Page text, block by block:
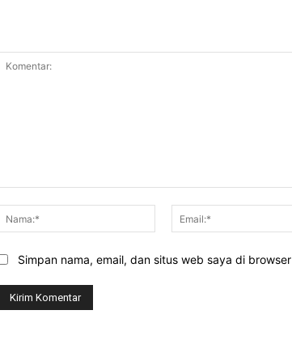
Nama:*
Simpan nama, email, dan situs web saya di